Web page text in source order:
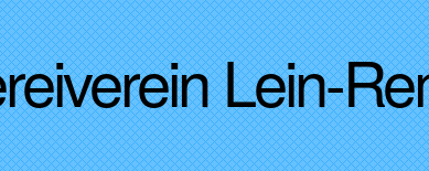
Direkt zum Inhalt
Lein-